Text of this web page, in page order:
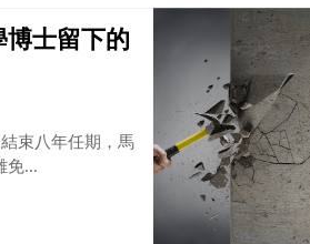
博士留下的
束八年任期，馬
免...